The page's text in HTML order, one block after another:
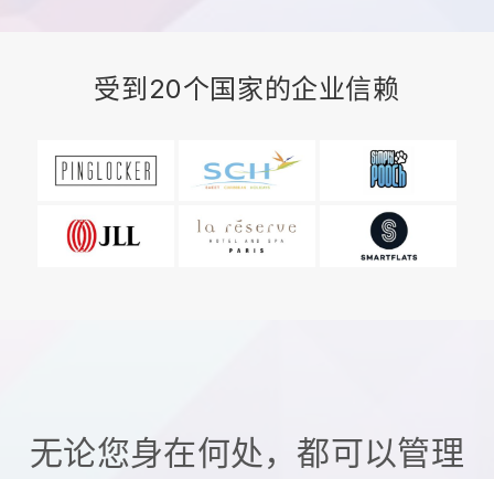
受到20个国家的企业信赖
无论您身在何处，都可以管理